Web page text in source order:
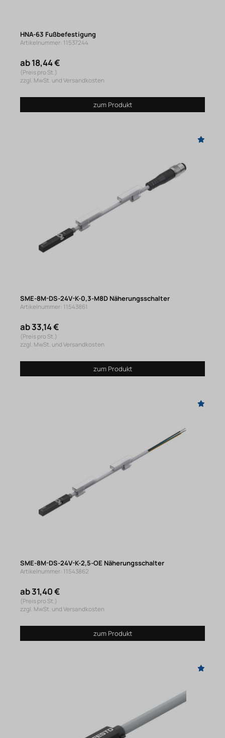
HNA-63 Fußbefestigung
Artikelnummer: 11537244
ab 18,44 €
(Preis pro St.)
zzgl. MwSt. und Versandkosten
zum Produkt
SME-8M-DS-24V-K-0,3-M8D Näherungsschalter
Artikelnummer: 11543861
ab 33,14 €
(Preis pro St.)
zzgl. MwSt. und Versandkosten
zum Produkt
SME-8M-DS-24V-K-2,5-OE Näherungsschalter
Artikelnummer: 11543862
ab 31,40 €
(Preis pro St.)
zzgl. MwSt. und Versandkosten
zum Produkt